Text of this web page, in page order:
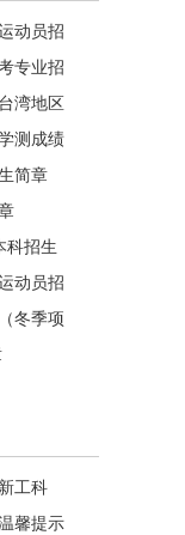
动员招
专业招
湾地区
测成绩
简章
科招生
动员招
冬季项
工科
馨提示